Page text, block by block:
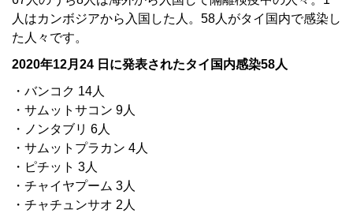
人はカンボジアから入国した人。58人がタイ国内で感染し
た人々です。
2020年12月24 日に発表されたタイ国内感染58人
・バンコク 14人
・サムットサコン 9人
・ノンタブリ 6人
・サムットプラカン 4人
・ピチット 3人
・チャイヤプーム 3人
・チャチュンサオ 2人